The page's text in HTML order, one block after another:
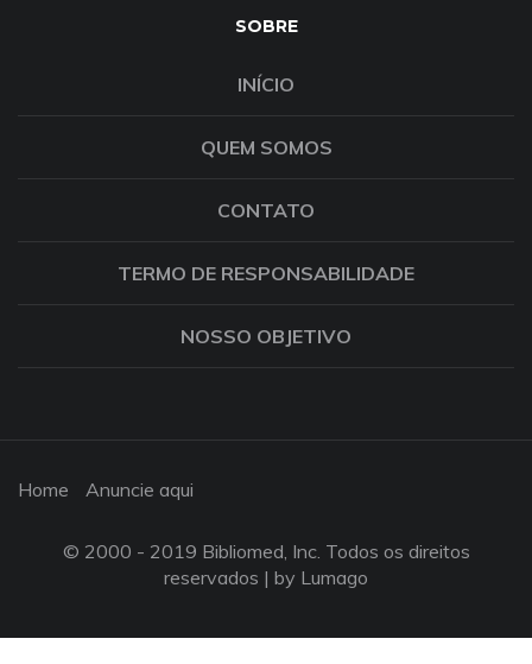
SOBRE
INÍCIO
QUEM SOMOS
CONTATO
TERMO DE RESPONSABILIDADE
NOSSO OBJETIVO
Home Anuncie aqui
© 2000 - 2019 Bibliomed, Inc. Todos os direitos
reservados | by Lumago